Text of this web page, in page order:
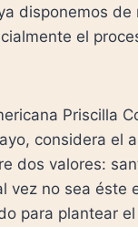
disponemos de
el
Priscilla
considera el
dos valores:
vez no sea éste
para plantear el